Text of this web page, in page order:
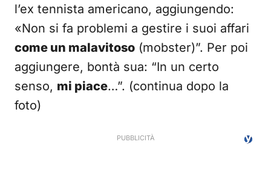
l’ex tennista americano, aggiungendo:
«Non si fa problemi a gestire i suoi affari
come un malavitoso (mobster)”. Per poi
aggiungere, bontà sua: “In un certo
senso, mi piace…”. (continua dopo la
foto)